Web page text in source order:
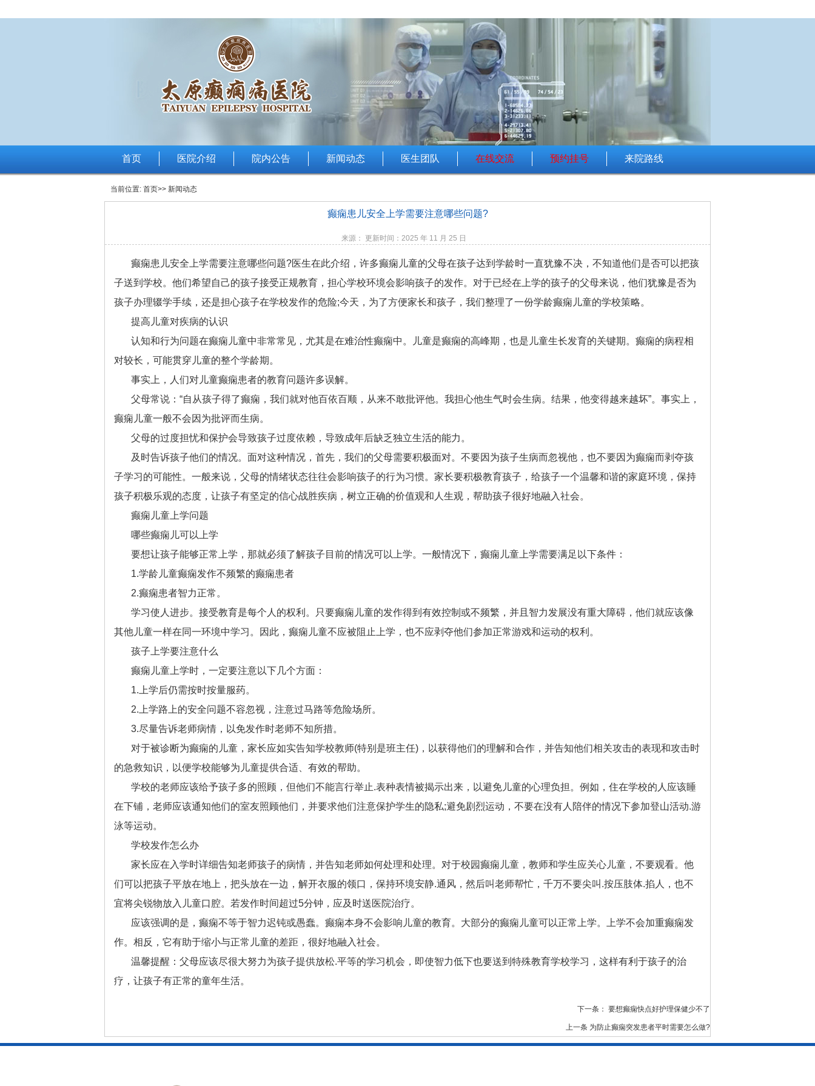
首页 医院介绍 院内公告 新闻动态 医生团队 在线交流 预约挂号 来院路线
当前位置: 首页>> 新闻动态
癫痫患儿安全上学需要注意哪些问题?
来源： 更新时间：2025 年 11 月 25 日
癫痫患儿安全上学需要注意哪些问题?医生在此介绍，许多癫痫儿童的父母在孩子达到学龄时一直犹豫不决，不知道他们是否可以把孩
子送到学校。他们希望自己的孩子接受正规教育，担心学校环境会影响孩子的发作。对于已经在上学的孩子的父母来说，他们犹豫是否为
孩子办理辍学手续，还是担心孩子在学校发作的危险;今天，为了方便家长和孩子，我们整理了一份学龄癫痫儿童的学校策略。
提高儿童对疾病的认识
认知和行为问题在癫痫儿童中非常常见，尤其是在难治性癫痫中。儿童是癫痫的高峰期，也是儿童生长发育的关键期。癫痫的病程相
对较长，可能贯穿儿童的整个学龄期。
事实上，人们对儿童癫痫患者的教育问题许多误解。
父母常说：“自从孩子得了癫痫，我们就对他百依百顺，从来不敢批评他。我担心他生气时会生病。结果，他变得越来越坏”。事实上，
癫痫儿童一般不会因为批评而生病。
父母的过度担忧和保护会导致孩子过度依赖，导致成年后缺乏独立生活的能力。
及时告诉孩子他们的情况。面对这种情况，首先，我们的父母需要积极面对。不要因为孩子生病而忽视他，也不要因为癫痫而剥夺孩
子学习的可能性。一般来说，父母的情绪状态往往会影响孩子的行为习惯。家长要积极教育孩子，给孩子一个温馨和谐的家庭环境，保持
孩子积极乐观的态度，让孩子有坚定的信心战胜疾病，树立正确的价值观和人生观，帮助孩子很好地融入社会。
癫痫儿童上学问题
哪些癫痫儿可以上学
要想让孩子能够正常上学，那就必须了解孩子目前的情况可以上学。一般情况下，癫痫儿童上学需要满足以下条件：
1.学龄儿童癫痫发作不频繁的癫痫患者
2.癫痫患者智力正常。
学习使人进步。接受教育是每个人的权利。只要癫痫儿童的发作得到有效控制或不频繁，并且智力发展没有重大障碍，他们就应该像
其他儿童一样在同一环境中学习。因此，癫痫儿童不应被阻止上学，也不应剥夺他们参加正常游戏和运动的权利。
孩子上学要注意什么
癫痫儿童上学时，一定要注意以下几个方面：
1.上学后仍需按时按量服药。
2.上学路上的安全问题不容忽视，注意过马路等危险场所。
3.尽量告诉老师病情，以免发作时老师不知所措。
对于被诊断为癫痫的儿童，家长应如实告知学校教师(特别是班主任)，以获得他们的理解和合作，并告知他们相关攻击的表现和攻击时
的急救知识，以便学校能够为儿童提供合适、有效的帮助。
学校的老师应该给予孩子多的照顾，但他们不能言行举止.表种表情被揭示出来，以避免儿童的心理负担。例如，住在学校的人应该睡
在下铺，老师应该通知他们的室友照顾他们，并要求他们注意保护学生的隐私;避免剧烈运动，不要在没有人陪伴的情况下参加登山活动.游
泳等运动。
学校发作怎么办
家长应在入学时详细告知老师孩子的病情，并告知老师如何处理和处理。对于校园癫痫儿童，教师和学生应关心儿童，不要观看。他
们可以把孩子平放在地上，把头放在一边，解开衣服的领口，保持环境安静.通风，然后叫老师帮忙，千万不要尖叫.按压肢体.掐人，也不
宜将尖锐物放入儿童口腔。若发作时间超过5分钟，应及时送医院治疗。
应该强调的是，癫痫不等于智力迟钝或愚蠢。癫痫本身不会影响儿童的教育。大部分的癫痫儿童可以正常上学。上学不会加重癫痫发
作。相反，它有助于缩小与正常儿童的差距，很好地融入社会。
温馨提醒：父母应该尽很大努力为孩子提供放松.平等的学习机会，即使智力低下也要送到特殊教育学校学习，这样有利于孩子的治
疗，让孩子有正常的童年生活。
下一条： 要想癫痫快点好护理保健少不了
上一条 为防止癫痫突发患者平时需要怎么做?